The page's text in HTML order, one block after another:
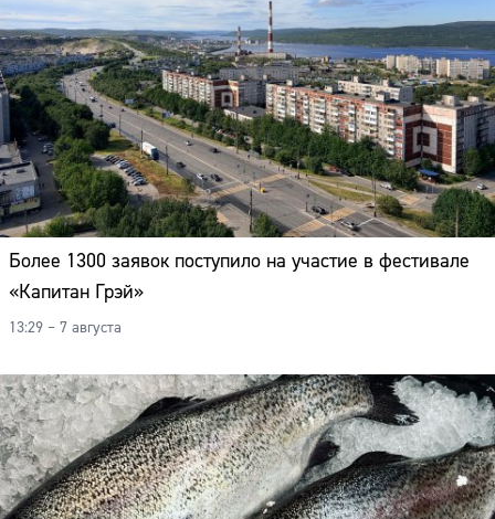
Более 1300 заявок поступило на участие в фестивале
«Капитан Грэй»
13:29 – 7 августа